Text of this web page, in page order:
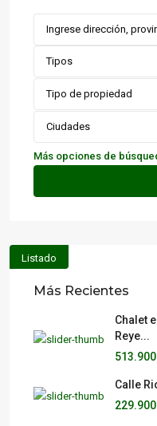
Tipos
Tipo de propiedad
Ciudades
Más opciones de
Listado
Más Recientes
Chalet
Reye...
Calle